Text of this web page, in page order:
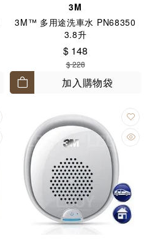
3M
3M™ 多用途洗車水 PN68350
3.8升
$ 148
$ 228
加入購物袋